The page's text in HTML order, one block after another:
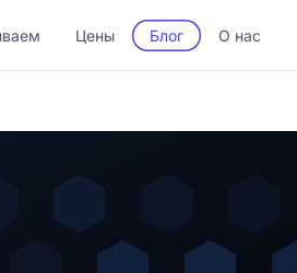
Цены Блог О нас